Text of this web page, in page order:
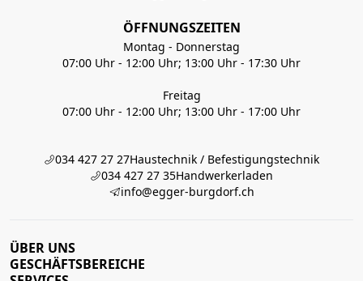
ÖFFNUNGSZEITEN
Montag - Donnerstag
07:00 Uhr - 12:00 Uhr; 13:00 Uhr - 17:30 Uhr
Freitag
07:00 Uhr - 12:00 Uhr; 13:00 Uhr - 17:00 Uhr
034 427 27 27Haustechnik / Befestigungstechnik
034 427 27 35Handwerkerladen
info@egger-burgdorf.ch
ÜBER UNS
GESCHÄFTSBEREICHE